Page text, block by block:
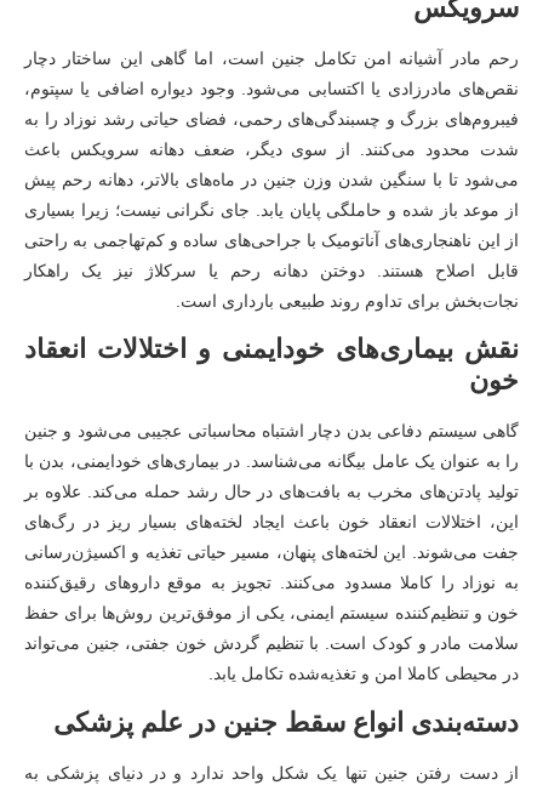
سرویکس
رحم مادر آشیانه امن تکامل جنین است، اما گاهی این ساختار دچار
نقص‌های مادرزادی یا اکتسابی می‌شود. وجود دیواره اضافی یا سپتوم،
فیبروم‌های بزرگ و چسبندگی‌های رحمی، فضای حیاتی رشد نوزاد را به
شدت محدود می‌کنند. از سوی دیگر، ضعف دهانه سرویکس باعث
می‌شود تا با سنگین شدن وزن جنین در ماه‌های بالاتر، دهانه رحم پیش
از موعد باز شده و حاملگی پایان یابد. جای نگرانی نیست؛ زیرا بسیاری
از این ناهنجاری‌های آناتومیک با جراحی‌های ساده و کم‌تهاجمی به راحتی
قابل اصلاح هستند. دوختن دهانه رحم یا سرکلاژ نیز یک راهکار
نجات‌بخش برای تداوم روند طبیعی بارداری است.
نقش بیماری‌های خودایمنی و اختلالات انعقاد
خون
گاهی سیستم دفاعی بدن دچار اشتباه محاسباتی عجیبی می‌شود و جنین
را به عنوان یک عامل بیگانه می‌شناسد. در بیماری‌های خودایمنی، بدن با
تولید پادتن‌های مخرب به بافت‌های در حال رشد حمله می‌کند. علاوه بر
این، اختلالات انعقاد خون باعث ایجاد لخته‌های بسیار ریز در رگ‌های
جفت می‌شوند. این لخته‌های پنهان، مسیر حیاتی تغذیه و اکسیژن‌رسانی
به نوزاد را کاملا مسدود می‌کنند. تجویز به موقع داروهای رقیق‌کننده
خون و تنظیم‌کننده سیستم ایمنی، یکی از موفق‌ترین روش‌ها برای حفظ
سلامت مادر و کودک است. با تنظیم گردش خون جفتی، جنین می‌تواند
در محیطی کاملا امن و تغذیه‌شده تکامل یابد.
دسته‌بندی انواع سقط جنین در علم پزشکی
از دست رفتن جنین تنها یک شکل واحد ندارد و در دنیای پزشکی به